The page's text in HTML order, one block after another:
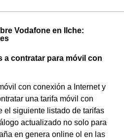
Vodafone en Ilche:
a contratar para móvil con
con conexión a Internet y
una tarifa móvil con
el siguiente listado de tarifas
actualizado no solo para
en genera online ol en las